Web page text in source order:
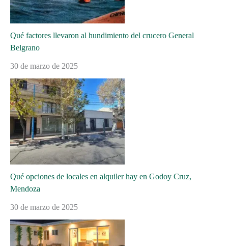
Qué factores llevaron al hundimiento del crucero General
Belgrano
30 de marzo de 2025
Qué opciones de locales en alquiler hay en Godoy Cruz,
Mendoza
30 de marzo de 2025